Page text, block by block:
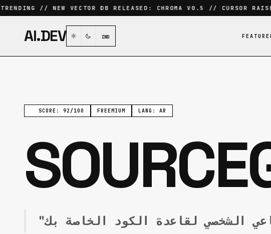
// NEW VECTOR DB RELEASED: CHROMA V0.5 // CURSOR
AI.DEV IND
SCORE: 92/100 FREEMIUM LANG: AR